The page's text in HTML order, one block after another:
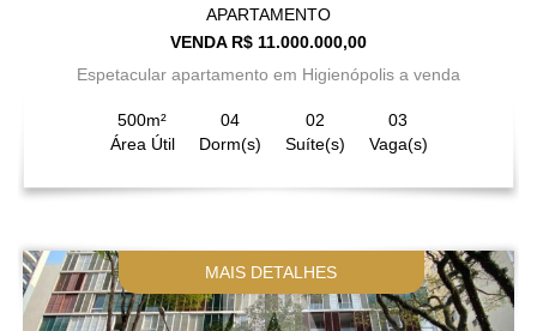
APARTAMENTO
VENDA R$ 11.000.000,00
Espetacular apartamento em Higienópolis a venda
500m²
Área Útil
04
Dorm(s)
02
Suíte(s)
03
Vaga(s)
MAIS DETALHES